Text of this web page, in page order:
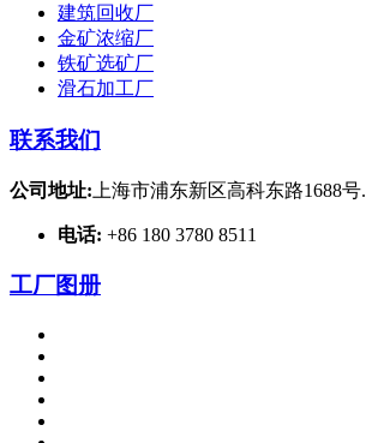
建筑回收厂
金矿浓缩厂
铁矿选矿厂
滑石加工厂
联系我们
公司地址: 上海市浦东新区高科东路1688号.
电话: +86 180 3780 8511
工厂图册